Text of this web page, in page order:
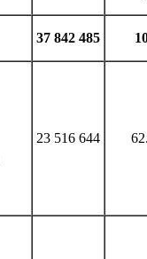
37 842 485
23 516 644